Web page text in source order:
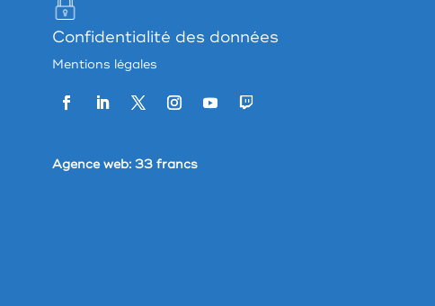
Confidentialité des données
Mentions légales
Agence web: 33 francs